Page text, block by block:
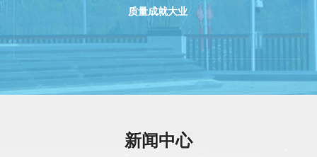
质量成就大业
新闻中心
NEWS